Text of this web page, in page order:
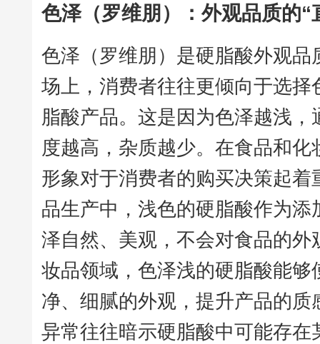
色泽（罗维朋）：外观品质的“
色泽（罗维朋）是硬脂酸外观
场上，消费者往往更倾向于选
脂酸产品。这是因为色泽越浅
度越高，杂质越少。在食品和
形象对于消费者的购买决策起
品生产中，浅色的硬脂酸作为
泽自然、美观，不会对食品的
妆品领域，色泽浅的硬脂酸能够
净、细腻的外观，提升产品的
异常往往暗示硬脂酸中可能存